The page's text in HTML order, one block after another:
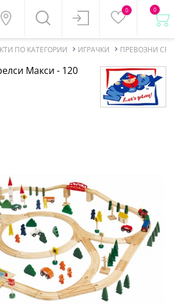
0 0
ПО КАТЕГОРИИ ИГРАЧКИ ПРЕВОЗНИ
Макси - 120